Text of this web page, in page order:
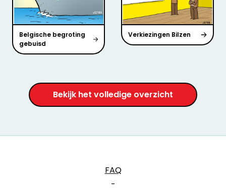
Belgische begroting
gebuisd
Verkiezingen Bilzen
Bekijk het volledige overzicht
FAQ
-